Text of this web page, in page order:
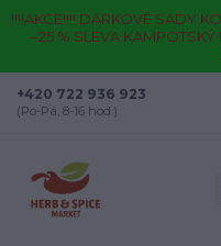
!!!!AKCE!!!! DÁRKOVÉ SADY
–25 % SLEVA
+420 722 936 923
(Po-Pá, 8-16 hod.)